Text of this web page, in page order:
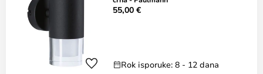
55,00 €
Rok isporuke: 8 - 12 dana